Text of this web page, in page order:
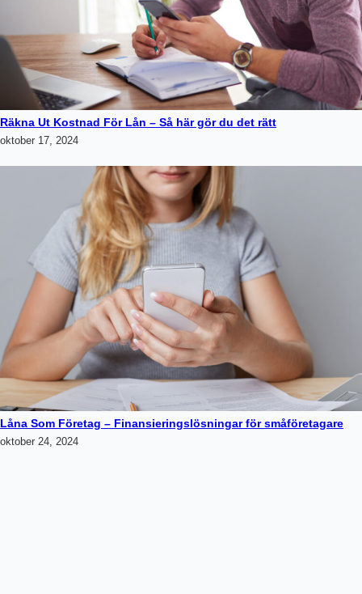
Räkna Ut Kostnad För Lån – Så här gör du det rätt
oktober 17, 2024
Låna Som Företag – Finansieringslösningar för småföretagare
oktober 24, 2024